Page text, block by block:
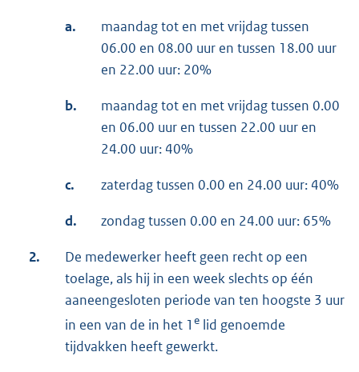
a.
maandag tot en met vrijdag tussen
06.00 en 08.00 uur en tussen 18.00 uur
en 22.00 uur: 20%
b.
maandag tot en met vrijdag tussen 0.00
en 06.00 uur en tussen 22.00 uur en
24.00 uur: 40%
c. zaterdag tussen 0.00 en 24.00 uur: 40%
d. zondag tussen 0.00 en 24.00 uur: 65%
2.
De medewerker heeft geen recht op een
toelage, als hij in een week slechts op één
aaneengesloten periode van ten hoogste 3 uur
in een van de in het 1 e lid genoemde
tijdvakken heeft gewerkt.